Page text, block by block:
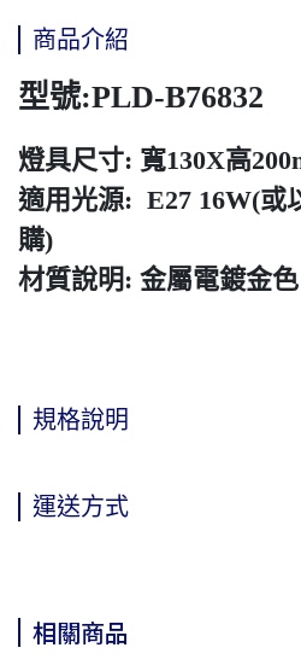
商品介紹
型號:PLD-B76832
燈具尺寸: 寬130X高
適用光源: E27 16W(或
購)
材質說明: 金屬電鍍金
規格說明
運送方式
相關商品